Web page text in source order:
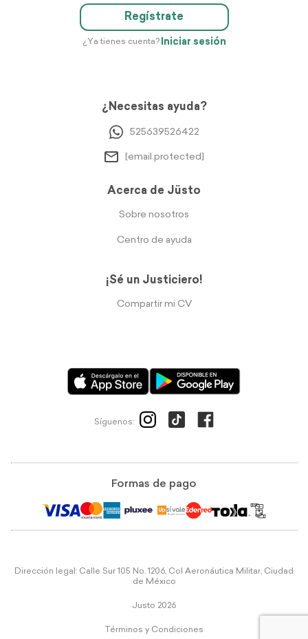
Regístrate
¿Ya tienes cuenta? Iniciar sesión
¿Necesitas ayuda?
525639526422
[email protected]
Acerca de Jüsto
Sobre nosotros
Centro de ayuda
¡Sé un Justiciero!
Compartir mi CV
Síguenos:
Formas de pago
Dirección legal: Calle Sur 105 No. 1206, Col Aeronáutica Militar, Ciudad
de México
Justo 2026
Términos y Condiciones